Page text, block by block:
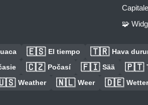
🧩
🇪🇸 El tiempo 🇹🇷 Hava
🇨🇿 Počasí 🇫🇮 Sää 🇵🇹
Weather 🇳🇱 Weer 🇩🇪 Wetter